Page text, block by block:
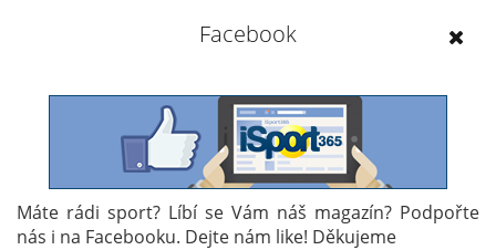
vypuknutí hvězdně obsazeného Laver Cupu, jenž se
odehraje v Praze 22.-24.9. Včera se v rámci propagace
Facebook
Máte rádi sport? Líbí se Vám náš magazín? Podpořte
nás i na Facebooku. Dejte nám like! Děkujeme